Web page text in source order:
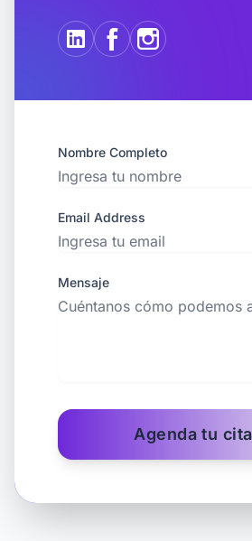
Nombre Completo
Email Address
Mensaje
Agenda tu cita